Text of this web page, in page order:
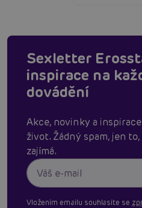
Sexletter
inspirace na
dovádění
Akce, novinky a
život. Žádný spam, jen
zajímá.
Vložením emailu souhlasíte se